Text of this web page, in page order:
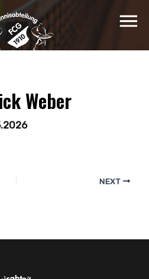
Weber
NEXT